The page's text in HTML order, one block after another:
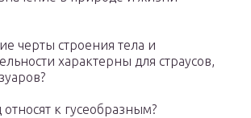
черты строения тела и
характерны для страусов,
относят к гусеобразным?